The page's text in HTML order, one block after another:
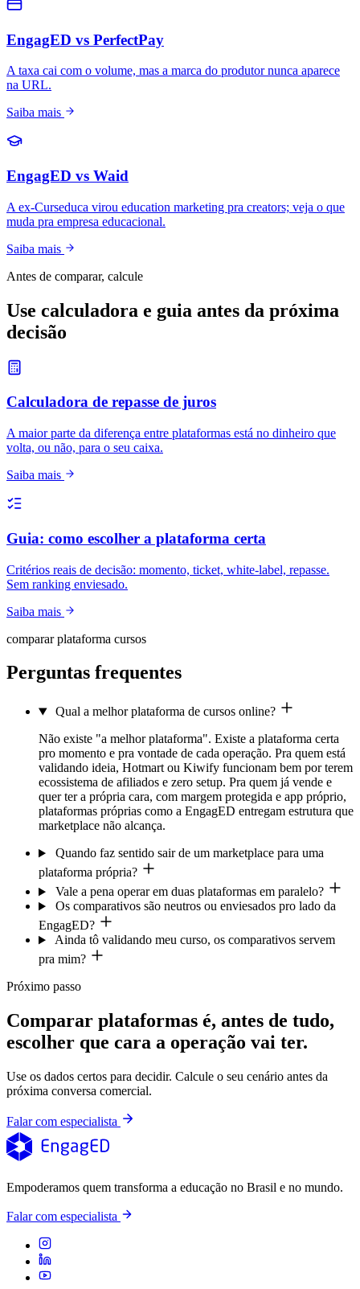
EngagED vs PerfectPay
A taxa cai com o volume, mas a marca do produtor nunca aparece
na URL.
Saiba mais
EngagED vs Waid
A ex-Curseduca virou education marketing pra creators; veja o que
muda pra empresa educacional.
Saiba mais
Antes de comparar, calcule
Use calculadora e guia antes da próxima
decisão
Calculadora de repasse de juros
A maior parte da diferença entre plataformas está no dinheiro que
volta, ou não, para o seu caixa.
Saiba mais
Guia: como escolher a plataforma certa
Critérios reais de decisão: momento, ticket, white-label, repasse.
Sem ranking enviesado.
Saiba mais
comparar plataforma cursos
Perguntas frequentes
Qual a melhor plataforma de cursos online?
Não existe "a melhor plataforma". Existe a plataforma certa
pro momento e pra vontade de cada operação. Pra quem está
validando ideia, Hotmart ou Kiwify funcionam bem por terem
ecossistema de afiliados e zero setup. Pra quem já vende e
quer ter a própria cara, com margem protegida e app próprio,
plataformas próprias como a EngagED entregam estrutura que
marketplace não alcança.
Quando faz sentido sair de um marketplace para uma
plataforma própria?
Vale a pena operar em duas plataformas em paralelo?
Os comparativos são neutros ou enviesados pro lado da
EngagED?
Ainda tô validando meu curso, os comparativos servem
pra mim?
Próximo passo
Comparar plataformas é, antes de tudo,
escolher que cara a operação vai ter.
Use os dados certos para decidir. Calcule o seu cenário antes da
próxima conversa comercial.
Falar com especialista
Empoderamos quem transforma a educação no Brasil e no mundo.
Falar com especialista